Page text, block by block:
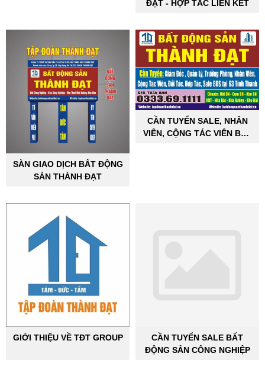
ĐẠT - HỢP TÁC LIÊN KẾT
SÀN GIAO DỊCH BẤT ĐỘNG
SẢN THÀNH ĐẠT
CẦN TUYỂN SALE, NHÂN
VIÊN, CỘNG TÁC VIÊN BẤT
GIỚI THIỆU VỀ TĐT GROUP
CẦN TUYỂN SALE BẤT
ĐỘNG SẢN CÔNG NGHIỆP